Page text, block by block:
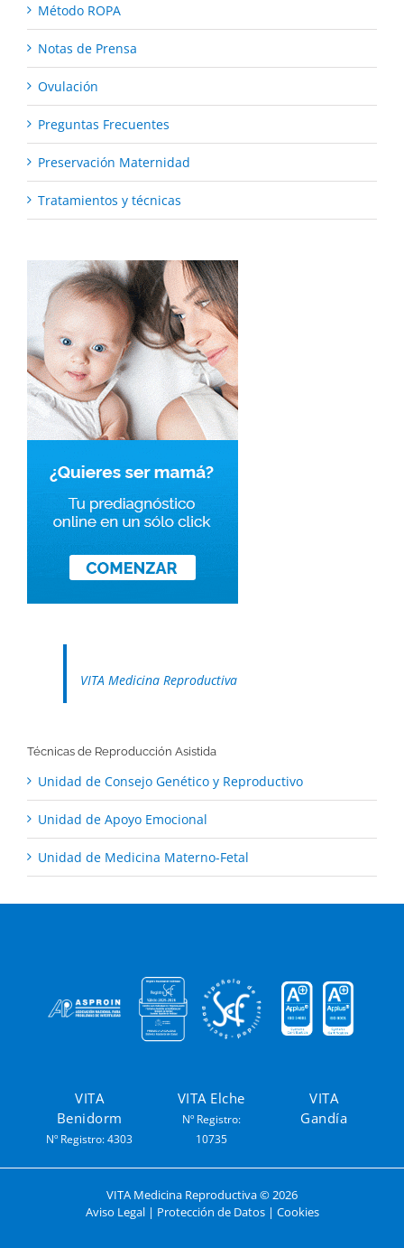
Método ROPA
Notas de Prensa
Ovulación
Preguntas Frecuentes
Preservación Maternidad
Tratamientos y técnicas
VITA Medicina Reproductiva
Técnicas de Reproducción Asistida
Unidad de Consejo Genético y Reproductivo
Unidad de Apoyo Emocional
Unidad de Medicina Materno-Fetal
VITA
Benidorm
Nº Registro: 4303
VITA Elche
Nº Registro:
10735
VITA
Gandía
VITA Medicina Reproductiva © 2026
Aviso Legal| Protección de Datos| Cookies